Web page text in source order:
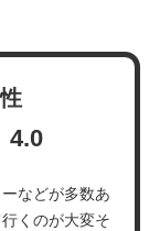
などが多数あ
くのが大変そ